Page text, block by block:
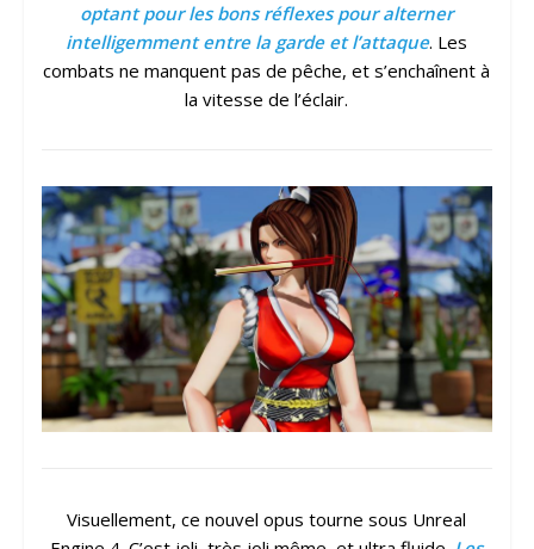
optant pour les bons réflexes pour alterner
intelligemment entre la garde et l’attaque. Les
combats ne manquent pas de pêche, et s’enchaînent à
la vitesse de l’éclair.
Visuellement, ce nouvel opus tourne sous Unreal